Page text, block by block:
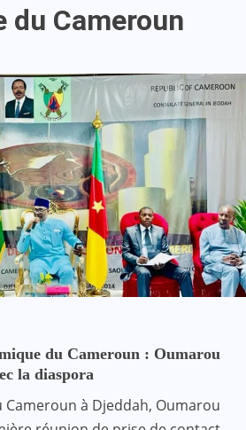
du Cameroun
du Cameroun : Oumarou
la diaspora
Cameroun à Djeddah, Oumarou